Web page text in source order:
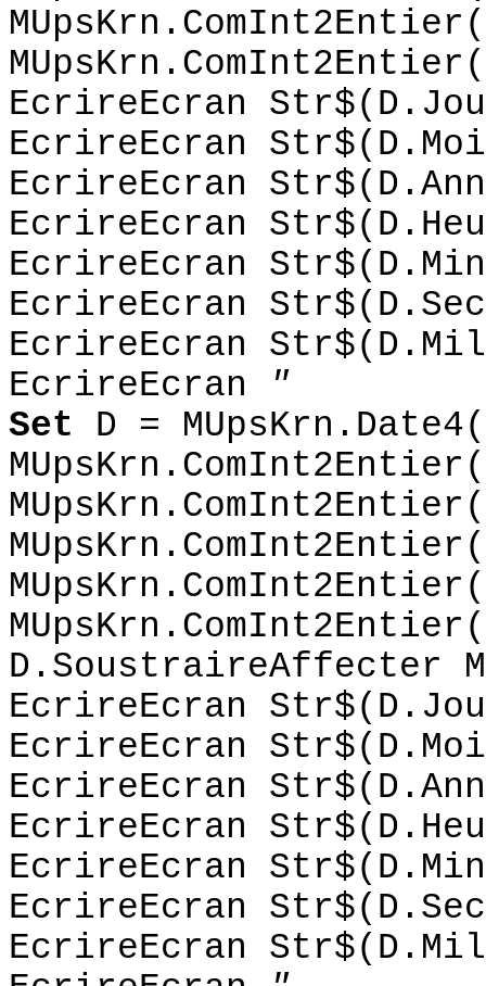
EcrireEcran
EcrireEcran
EcrireEcran
EcrireEcran
EcrireEcran
EcrireEcran
EcrireEcran
EcrireEcran
"
Set D =
D.SoustraireAffecter
EcrireEcran
EcrireEcran
EcrireEcran
EcrireEcran
EcrireEcran
EcrireEcran
EcrireEcran